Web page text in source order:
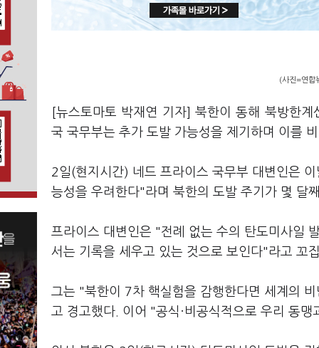
(사진=연합
[뉴스토마토 박재연 기자] 북한이 동해 북방한
국 국무부는 추가 도발 가능성을 제기하며 이를
2일(현지시간) 네드 프라이스 국무부 대변인은
능성을 우려한다"라며 북한의 도발 주기가 몇 달
프라이스 대변인은 "전례 없는 수의 탄도미사일
서는 기록을 세우고 있는 것으로 보인다"라고 꼬
그는 "북한이 7차 핵실험을 감행한다면 세계의
고 경고했다. 이어 "공식·비공식적으로 우리 동